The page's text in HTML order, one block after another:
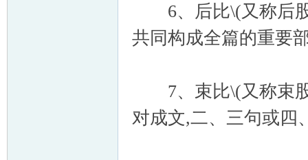
6、后比\(又称后股
共同构成全篇的重要
7、束比\(又称束股
对成文,二、三句或四